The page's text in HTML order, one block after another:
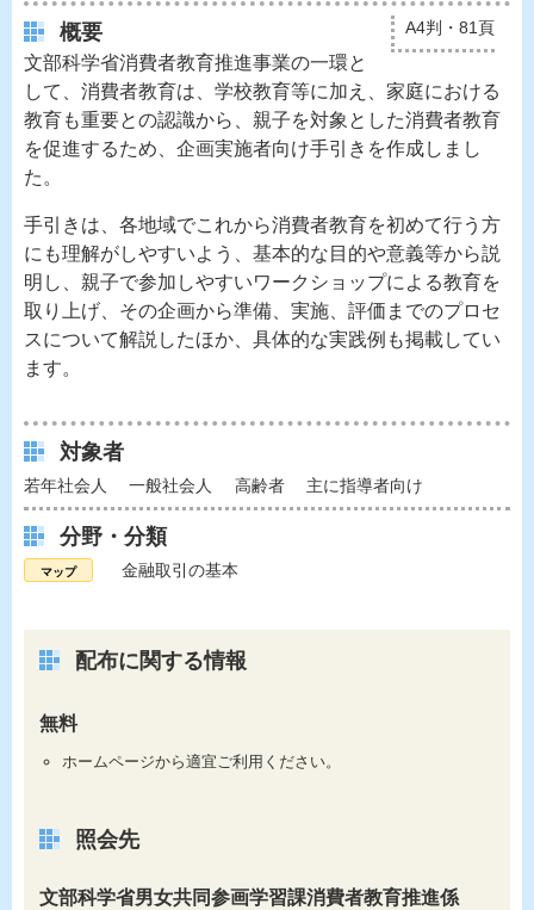
A4判・81頁
概要
文部科学省消費者教育推進事業の一環と
して、消費者教育は、学校教育等に加え、家庭における
教育も重要との認識から、親子を対象とした消費者教育
を促進するため、企画実施者向け手引きを作成しまし
た。
手引きは、各地域でこれから消費者教育を初めて行う方
にも理解がしやすいよう、基本的な目的や意義等から説
明し、親子で参加しやすいワークショップによる教育を
取り上げ、その企画から準備、実施、評価までのプロセ
スについて解説したほか、具体的な実践例も掲載してい
ます。
対象者
若年社会人 一般社会人 高齢者 主に指導者向け
分野・分類
金融取引の基本
配布に関する情報
無料
ホームページから適宜ご利用ください。
照会先
文部科学省男女共同参画学習課消費者教育推進係